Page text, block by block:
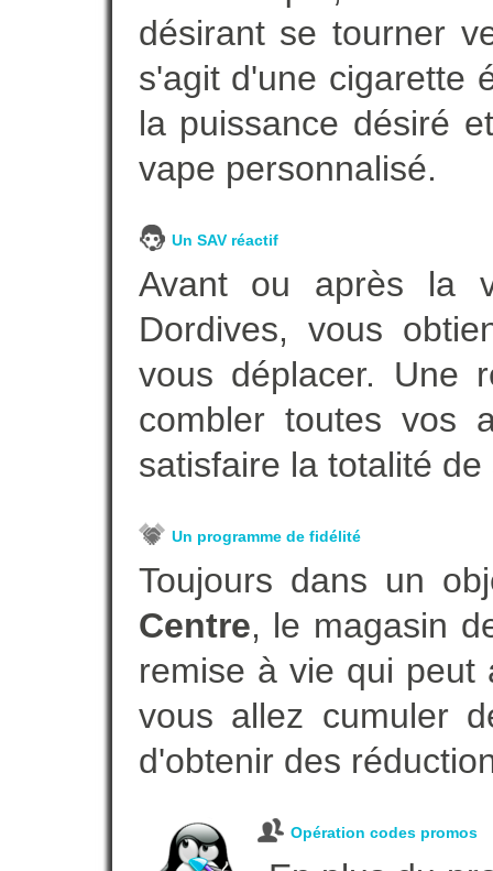
désirant se tourner
s'agit d'une cigarette
la puissance désiré
vape personnalisé.
Un SAV réactif
Avant ou après la
Dordives, vous
vous déplacer. Une
combler toutes vos
satisfaire la totalité
Un programme de fidélité
Toujours dans un
Centre, le magasin
remise à vie qui peut
vous allez cumuler
d'obtenir des
Opération codes promos